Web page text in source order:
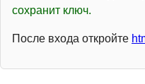
сохранит ключ.
После входа откройте